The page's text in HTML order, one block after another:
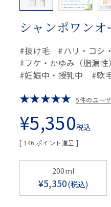
シャンポワンオ
抜け毛
ハリ・コシ
フケ・かゆみ（脂漏性）
妊娠中・授乳中
軟
5件のユー
¥5,350税込
[ 146 ポイント進呈 ]
200ml
¥5,350 税込